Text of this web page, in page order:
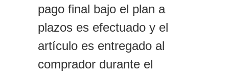
pago final bajo el plan a
plazos es efectuado y el
artículo es entregado al
comprador durante el